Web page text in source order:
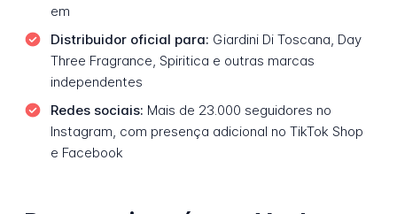
em
Distribuidor oficial para: Giardini Di Toscana, Day
Three Fragrance, Spiritica e outras marcas
independentes
Redes sociais: Mais de 23.000 seguidores no
Instagram, com presença adicional no TikTok Shop
e Facebook